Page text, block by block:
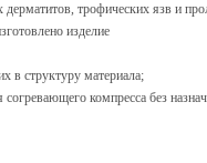
дерматитов, трофических язв и
изделие
в структуру материала;
компресса без